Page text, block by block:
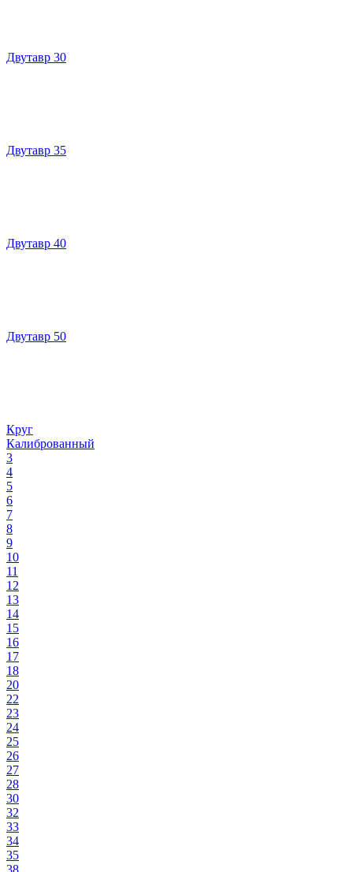
Двутавр 30
Двутавр 35
Двутавр 40
Двутавр 50
Круг
Калиброванный
3
4
5
6
7
8
9
10
11
12
13
14
15
16
17
18
20
22
23
24
25
26
27
28
30
32
33
34
35
38